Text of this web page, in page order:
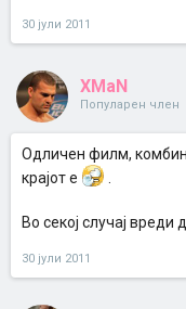
30 јули 2011
XMaN
Популарен член
Одличен филм,
крајот е
Во секој случај вреди
30 јули 2011